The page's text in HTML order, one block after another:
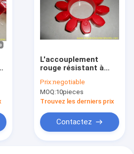
L'accouplement
rouge résistant à
polyuréthane, 98
étayent un
accouplement du GR
Prix:negotiable
MOQ:10pieces
Trouvez les derniers prix
Contactez